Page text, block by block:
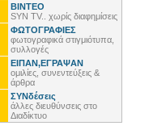
ΒΙΝΤΕΟ
SYN TV.. χωρίς διαφημίσεις
ΦΩΤΟΓΡΑΦΙΕΣ
φωτογραφικά στιγμιότυπα,
συλλογές
ΕΙΠΑΝ,ΕΓΡΑΨΑΝ
ομιλίες, συνεντεύξεις &
άρθρα
ΣΥΝδέσεις
άλλες διευθύνσεις στο
Διαδίκτυο